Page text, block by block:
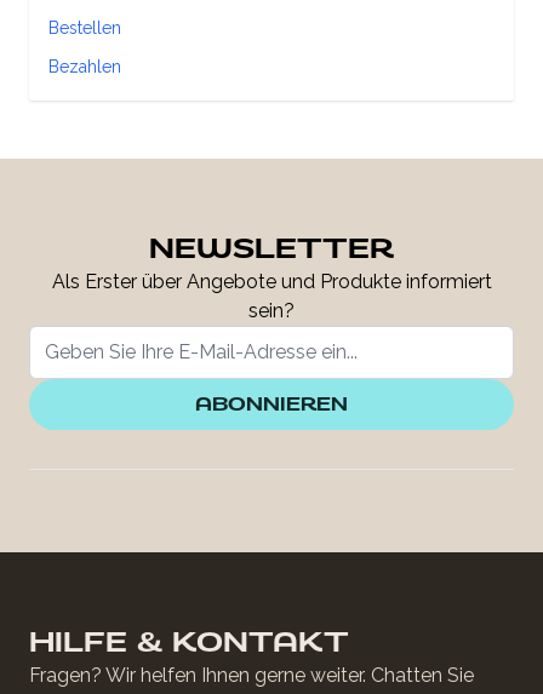
Bestellen
Bezahlen
NEWSLETTER
Als Erster über Angebote und Produkte informiert
sein?
ABONNIEREN
HILFE & KONTAKT
Fragen? Wir helfen Ihnen gerne weiter. Chatten Sie